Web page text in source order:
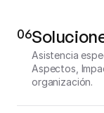
06
Asistencia
Aspectos,
organización.